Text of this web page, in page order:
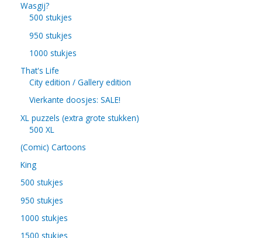
Wasgij?
500 stukjes
950 stukjes
1000 stukjes
That's Life
City edition / Gallery edition
Vierkante doosjes: SALE!
XL puzzels (extra grote stukken)
500 XL
(Comic) Cartoons
King
500 stukjes
950 stukjes
1000 stukjes
1500 stukjes